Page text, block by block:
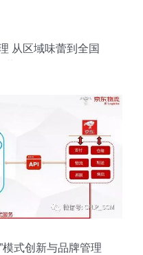
从区域味蕾到全国
模式创新与品牌管理